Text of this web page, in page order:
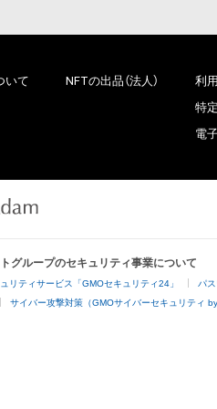
いて
NFTの出品（法人）
利
特
電
グループのセキュリティ事業について
リティサービス「GMOセキュリティ24」 パ
サイバー攻撃対策（GMOサイバーセキュリティ by